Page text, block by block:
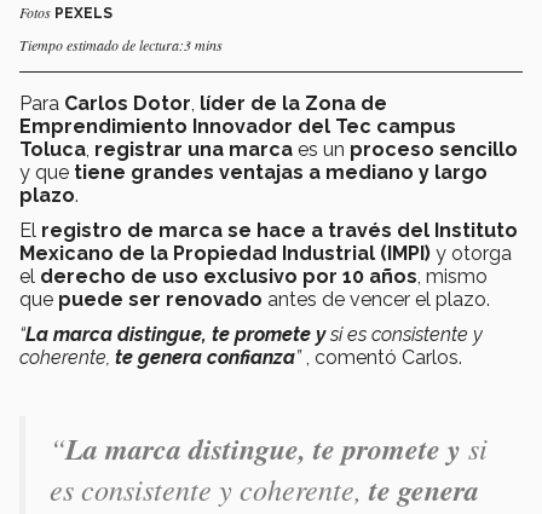
Fotos PEXELS
Tiempo estimado de lectura:3 mins
Para Carlos Dotor líder de la Zona de
Emprendimiento Innovador del Tec campus
Toluca registrar una marca es un proceso sencillo
y que tiene grandes ventajas a mediano y largo
plazo.
El registro de marca se hace a través del Instituto
Mexicano de la Propiedad Industrial (IMPI) y otorga
el derecho de uso exclusivo por 10 años , mismo
que puede ser renovado antes de vencer el plazo.
“La marca distingue, te promete ysi es consistente y
coherente, te genera confianza”, comentó Carlos.
“La marca distingue, te promete y si
es consistente y coherente,te genera